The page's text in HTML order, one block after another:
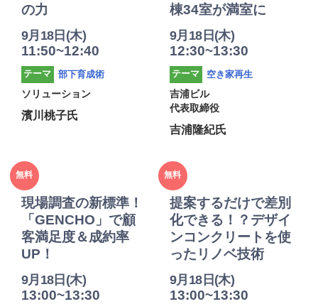
の力
9月18日(木)
11:50~12:40
テーマ
部下育成術
ソリューション
濱川桃子氏
棟34室が満室に
9月18日(木)
12:30~13:30
テーマ
空き家再生
吉浦ビル
代表取締役
吉浦隆紀氏
2025年
度
無料
現場調査の新標準！
「GENCHO」で顧
客満足度＆成約率
UP！
9月18日(木)
13:00~13:30
2025年
度
無料
提案するだけで差別
化できる！？デザイ
ンコンクリートを使
ったリノベ技術
9月18日(木)
13:00~13:30